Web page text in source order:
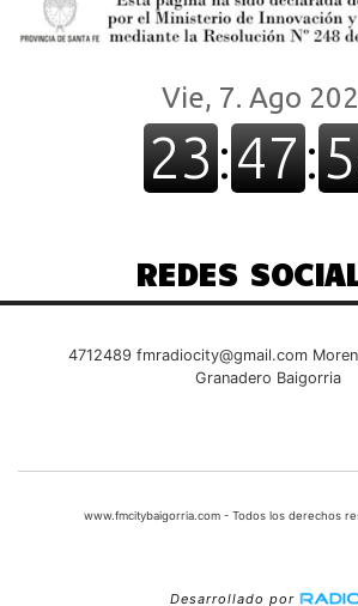
REDES
4712489 fmradiocity@gmail.com
Granadero Baigorria
www.fmcitybaigorria.com - Todos los derechos
Desarrollado por